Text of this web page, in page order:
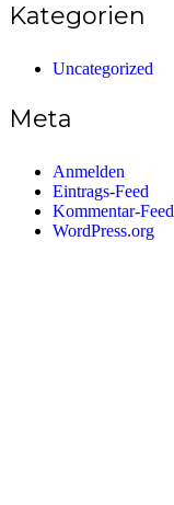
Kategorien
Uncategorized
Meta
Anmelden
Eintrags-Feed
Kommentar-Feed
WordPress.org